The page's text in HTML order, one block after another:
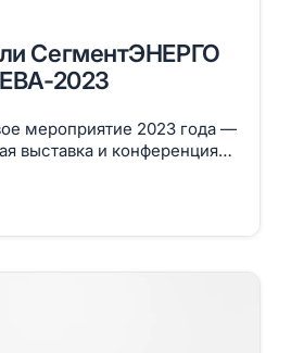
СегментЭНЕРГО
2023
мероприятие 2023 года —
выставка и конференция
освоению океана и
с 18 по 21
Санкт-Петербурге, КВЦ